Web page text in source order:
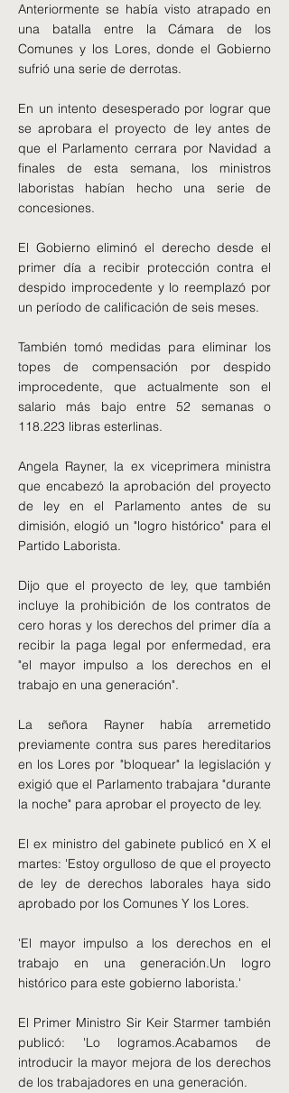
Anteriormente se había visto atrapado en
una batalla entre la Cámara de los
Comunes y los Lores, donde el Gobierno
sufrió una serie de derrotas.
En un intento desesperado por lograr que
se aprobara el proyecto de ley antes de
que el Parlamento cerrara por Navidad a
finales de esta semana, los ministros
laboristas habían hecho una serie de
concesiones.
El Gobierno eliminó el derecho desde el
primer día a recibir protección contra el
despido improcedente y lo reemplazó por
un período de calificación de seis meses.
También tomó medidas para eliminar los
topes de compensación por despido
improcedente, que actualmente son el
salario más bajo entre 52 semanas o
118.223 libras esterlinas.
Angela Rayner, la ex viceprimera ministra
que encabezó la aprobación del proyecto
de ley en el Parlamento antes de su
dimisión, elogió un "logro histórico" para el
Partido Laborista.
Dijo que el proyecto de ley, que también
incluye la prohibición de los contratos de
cero horas y los derechos del primer día a
recibir la paga legal por enfermedad, era
"el mayor impulso a los derechos en el
trabajo en una generación".
La señora Rayner había arremetido
previamente contra sus pares hereditarios
en los Lores por "bloquear" la legislación y
exigió que el Parlamento trabajara "durante
la noche" para aprobar el proyecto de ley.
El ex ministro del gabinete publicó en X el
martes: 'Estoy orgulloso de que el proyecto
de ley de derechos laborales haya sido
aprobado por los Comunes Y los Lores.
'El mayor impulso a los derechos en el
trabajo en una generación.Un logro
histórico para este gobierno laborista.'
El Primer Ministro Sir Keir Starmer también
publicó: 'Lo logramos.Acabamos de
introducir la mayor mejora de los derechos
de los trabajadores en una generación.